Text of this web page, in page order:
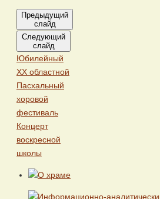
Предыдущий
слайд
Следующий
слайд
Юбилейный
ХХ областной
Пасхальный
хоровой
фестиваль
Концерт
воскресной
школы